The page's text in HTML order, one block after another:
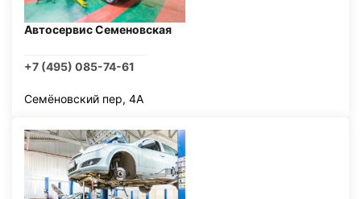
Автосервис Семеновская
+7 (495) 085-74-61
Семёновский пер, 4А